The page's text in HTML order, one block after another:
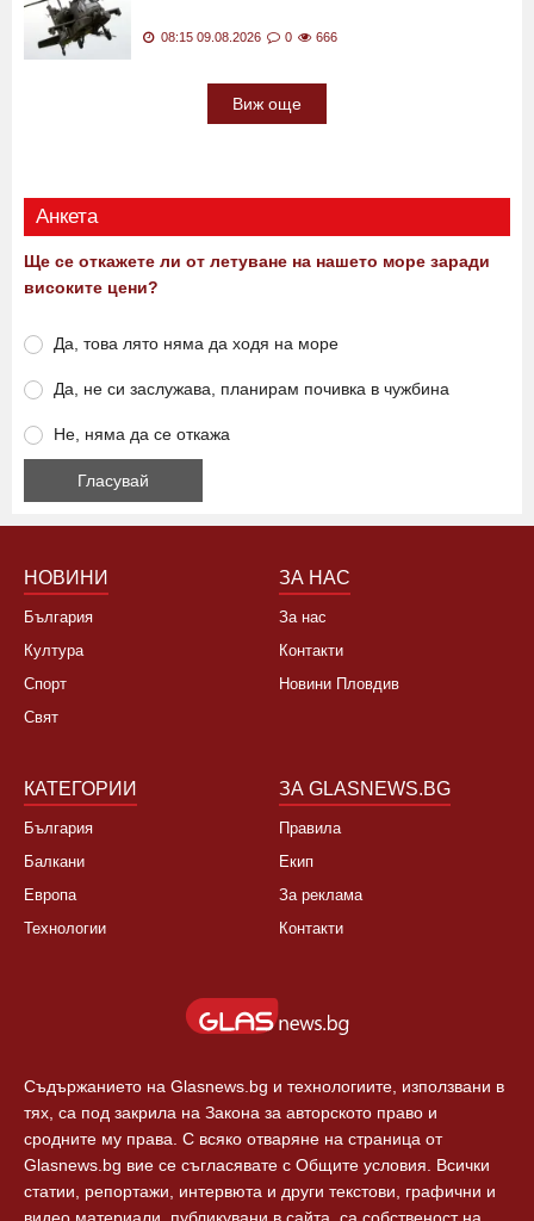
08:15 09.08.2026 0 666
Виж още
Анкета
Ще се откажете ли от летуване на нашето море заради
високите цени?
Да, това лято няма да ходя на море
Да, не си заслужава, планирам почивка в чужбина
Не, няма да се откажа
НОВИНИ
България
Култура
Спорт
Свят
ЗА НАС
За нас
Контакти
Новини Пловдив
КАТЕГОРИИ
България
Балкани
Европа
Технологии
ЗА GLASNEWS.BG
Правила
Екип
За реклама
Контакти
Съдържанието на Glasnews.bg и технологиите, използвани в
тях, са под закрила на Закона за авторското право и
сродните му права. С всяко отваряне на страница от
Glasnews.bg вие се съгласявате с Общите условия. Всички
статии, репортажи, интервюта и други текстови, графични и